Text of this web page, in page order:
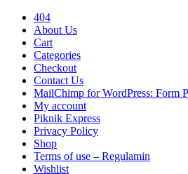
404
About Us
Cart
Categories
Checkout
Contact Us
MailChimp for WordPress: Form
My account
Piknik Express
Privacy Policy
Shop
Terms of use – Regulamin
Wishlist